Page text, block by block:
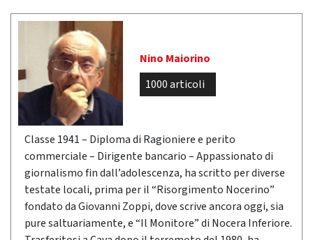
Nino Maiorino
1000 articoli
Classe 1941 – Diploma di Ragioniere e perito
commerciale – Dirigente bancario – Appassionato di
giornalismo fin dall’adolescenza, ha scritto per diverse
testate locali, prima per il “Risorgimento Nocerino”
fondato da Giovanni Zoppi, dove scrive ancora oggi, sia
pure saltuariamente, e “Il Monitore” di Nocera Inferiore.